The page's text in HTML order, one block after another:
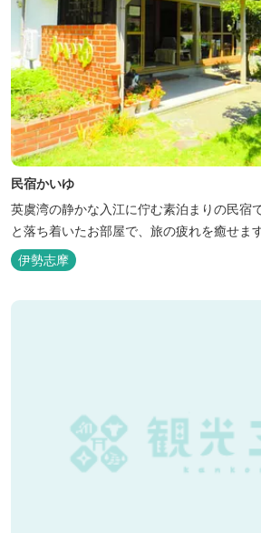
民宿かいゆ
英虞湾の静かな入江に佇む素泊まりの民宿
と落ち着いたお部屋で、旅の疲れを癒せます
伊勢志摩